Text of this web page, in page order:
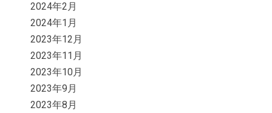
2024年2月
2024年1月
2023年12月
2023年11月
2023年10月
2023年9月
2023年8月